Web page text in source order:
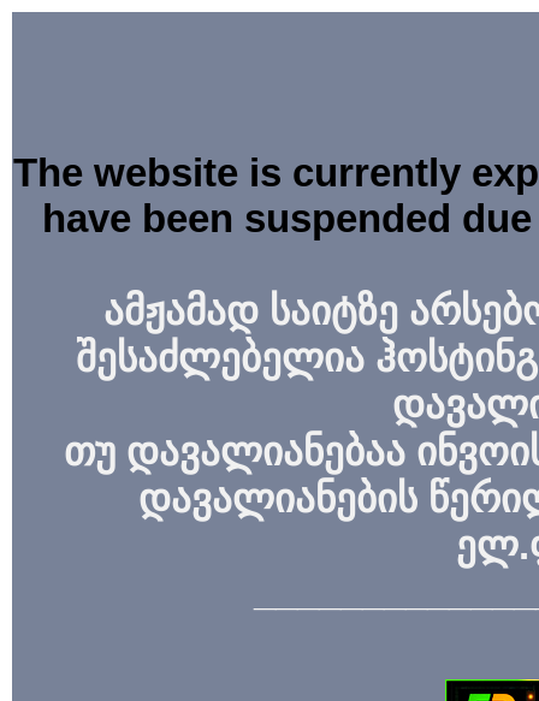
The website is currently
have been suspended
ამჟამად საიტზე
შესაძლებელია
თუ დავალიანებაა
დავალიანების